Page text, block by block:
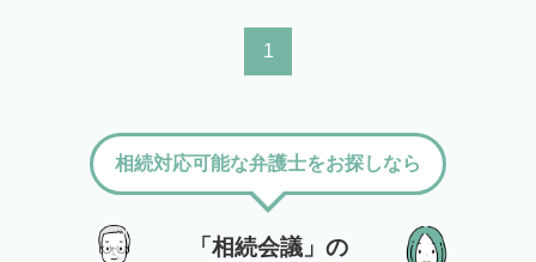
1
「相続会議」の
相続対応可能な弁護士をお探しなら